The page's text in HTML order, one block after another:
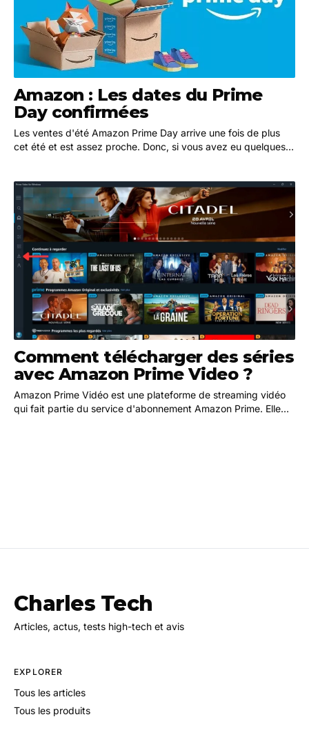
Amazon : Les dates du Prime
Day confirmées
Les ventes d'été Amazon Prime Day arrive une fois de plus
cet été et est assez proche. Donc, si vous avez eu quelques
Comment télécharger des séries
avec Amazon Prime Video ?
Amazon Prime Vidéo est une plateforme de streaming vidéo
qui fait partie du service d'abonnement Amazon Prime. Elle
Charles Tech
Articles, actus, tests high-tech et avis
EXPLORER
Tous les articles
Tous les produits